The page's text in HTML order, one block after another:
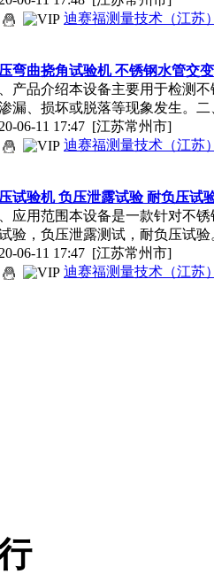
迪赛福测量技术（江苏
弯曲挠角试验机 不锈钢水管交
产品介绍本设备主要用于检测
漏、损坏或脱落等现象发生。二
06-11 17:47 [江苏常州市]
迪赛福测量技术（江苏
试验机 负压泄露试验 耐负压试
应用范围本设备是一款针对不
验，负压泄露测试，耐负压试验
06-11 17:47 [江苏常州市]
迪赛福测量技术（江苏